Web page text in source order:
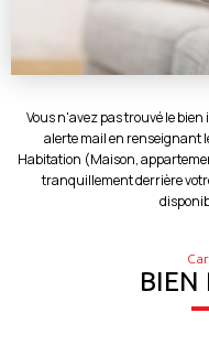
Vous n'avez pas trouvé le
alerte mail en renseignant
Habitation (Maison,
tranquillement derrière
BIEN